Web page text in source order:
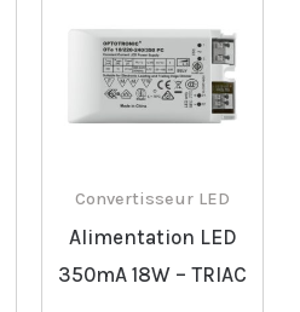
Convertisseur LED
Alimentation LED
350mA 18W – TRIAC